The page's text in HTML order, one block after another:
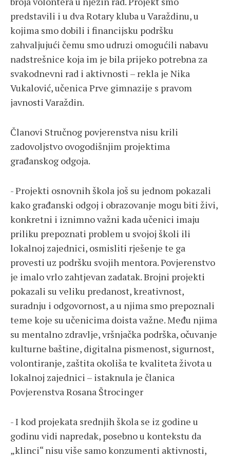
predstavili i u dva Rotary kluba u Varaždinu, u
kojima smo dobili i financijsku podršku
zahvaljujući čemu smo udruzi omogućili nabavu
nadstrešnice koja im je bila prijeko potrebna za
svakodnevni rad i aktivnosti – rekla je Nika
Vukalović, učenica Prve gimnazije s pravom
javnosti Varaždin.
Članovi Stručnog povjerenstva nisu krili
zadovoljstvo ovogodišnjim projektima
građanskog odgoja.
- Projekti osnovnih škola još su jednom pokazali
kako građanski odgoj i obrazovanje mogu biti živi,
konkretni i iznimno važni kada učenici imaju
priliku prepoznati problem u svojoj školi ili
lokalnoj zajednici, osmisliti rješenje te ga
provesti uz podršku svojih mentora. Povjerenstvo
je imalo vrlo zahtjevan zadatak. Brojni projekti
pokazali su veliku predanost, kreativnost,
suradnju i odgovornost, a u njima smo prepoznali
teme koje su učenicima doista važne. Među njima
su mentalno zdravlje, vršnjačka podrška, očuvanje
kulturne baštine, digitalna pismenost, sigurnost,
volontiranje, zaštita okoliša te kvaliteta života u
lokalnoj zajednici – istaknula je članica
Povjerenstva Rosana Štrocinger
- I kod projekata srednjih škola se iz godine u
godinu vidi napredak, posebno u kontekstu da
„klinci“ nisu više samo konzumenti aktivnosti,